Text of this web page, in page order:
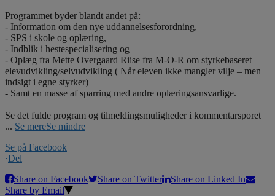
Programmet byder blandt andet på:
- Information om den nye uddannelsesforordning,
- SPS i skole og oplæring,
- Indblik i hestespecialisering og
- Oplæg fra Mette Overgaard Riise fra M-O-R om styrkebaseret
elevudvikling/selvudvikling ( Når eleven ikke mangler vilje – men
indsigt i egne styrker)
- Samt en masse af sparring med andre oplæringsansvarlige.
Se det fulde program og tilmeldingsmuligheder i kommentarsporet
... Se mereSe mindre
Se på Facebook
·Del
Share on Facebook
Share on Twitter
Share on Linked In
Share by Email